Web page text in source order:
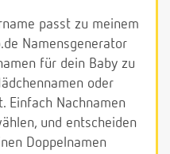
passt zu meinem
Namensgenerator
für dein Baby zu
oder
Einfach Nachnamen
und entscheiden
Doppelnamen